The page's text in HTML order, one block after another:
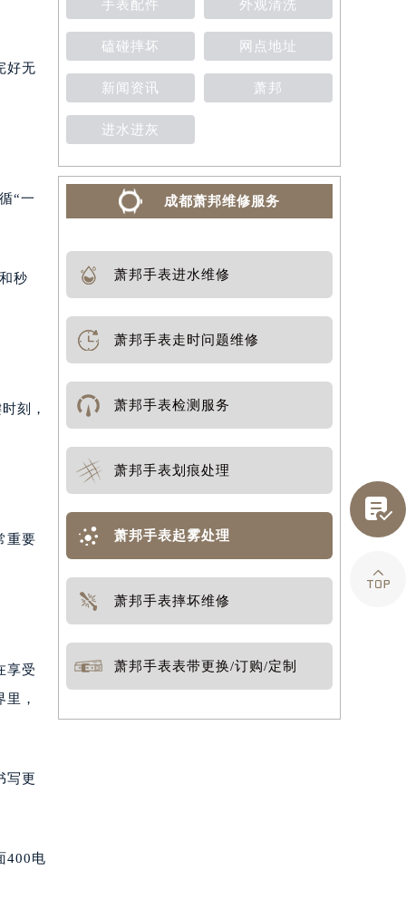
好无
“一
秒
刻，
重要
享受
，
写更
400电
手表配件 外观清洗
磕碰摔坏 网点地址
新闻资讯 萧邦
进水进灰
成都萧邦维修服务
萧邦手表进水维修
萧邦手表走时问题维修
萧邦手表检测服务
萧邦手表划痕处理
萧邦手表起雾处理
萧邦手表摔坏维修
萧邦手表表带更换/订购/定制

